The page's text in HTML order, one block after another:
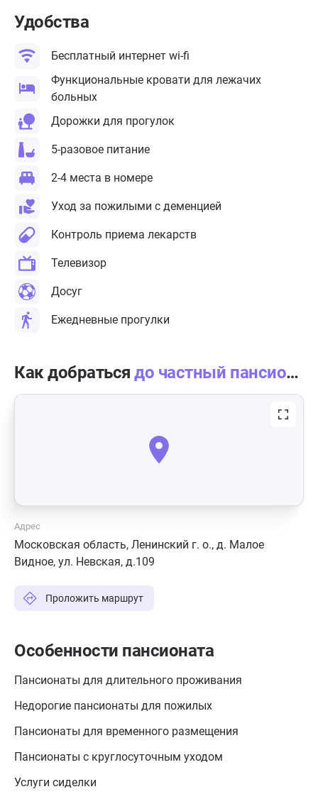
Удобства
Бесплатный интернет wi-fi
Функциональные кровати для лежачих
больных
Дорожки для прогулок
5-разовое питание
2-4 места в номере
Уход за пожилыми с деменцией
Контроль приема лекарств
Телевизор
Досуг
Ежедневные прогулки
Как добратьсядо частный пансионат «Линия жизни» Видное
Адрес
Московская область, Ленинский г. о., д. Малое
Видное, ул. Невская, д.109
Проложить маршрут
Особенности пансионата
Пансионаты для длительного проживания
Недорогие пансионаты для пожилых
Пансионаты для временного размещения
Пансионаты с круглосуточным уходом
Услуги сиделки